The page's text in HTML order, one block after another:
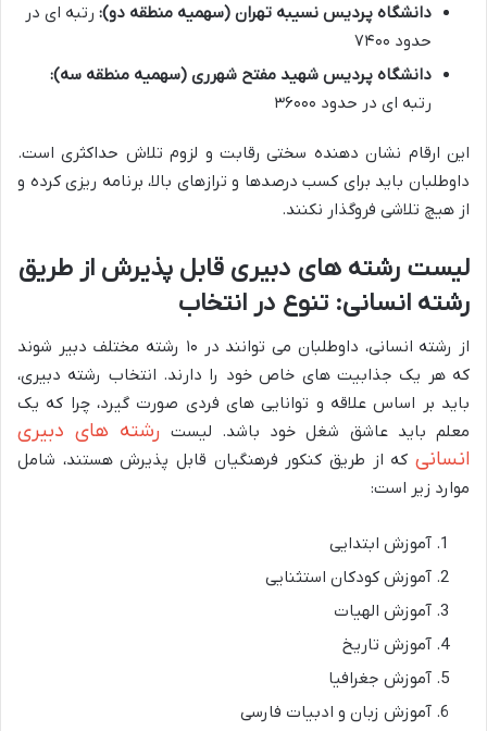
دانشگاه پردیس نسیبه تهران (سهمیه منطقه دو): رتبه ای در
حدود ۷۴۰۰
دانشگاه پردیس شهید مفتح شهرری (سهمیه منطقه سه):
رتبه ای در حدود ۳۶۰۰۰
این ارقام نشان دهنده سختی رقابت و لزوم تلاش حداکثری است.
داوطلبان باید برای کسب درصدها و ترازهای بالا، برنامه ریزی کرده و
از هیچ تلاشی فروگذار نکنند.
لیست رشته های دبیری قابل پذیرش از طریق
رشته انسانی: تنوع در انتخاب
از رشته انسانی، داوطلبان می توانند در ۱۰ رشته مختلف دبیر شوند
که هر یک جذابیت های خاص خود را دارند. انتخاب رشته دبیری،
باید بر اساس علاقه و توانایی های فردی صورت گیرد، چرا که یک
معلم باید عاشق شغل خود باشد. لیست رشته های دبیری
انسانی که از طریق کنکور فرهنگیان قابل پذیرش هستند، شامل
موارد زیر است:
آموزش ابتدایی
آموزش کودکان استثنایی
آموزش الهیات
آموزش تاریخ
آموزش جغرافیا
آموزش زبان و ادبیات فارسی